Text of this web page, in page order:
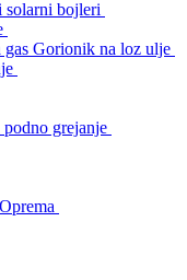
solarni bojleri
Gorionik na loz ulje
grejanje